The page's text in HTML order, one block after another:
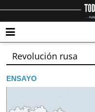
Revolución rusa
ENSAYO